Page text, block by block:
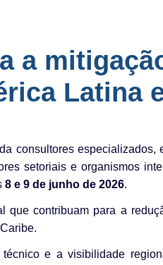
a
Latina
consultores especializados,
setoriais e organismos
8 e 9 de junho de 2026.
que contribuam para a
e a visibilidade